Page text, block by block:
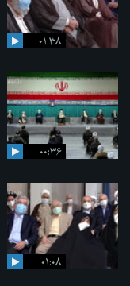
۰۱:۳۸
۰۰:۳۶
۰۱:۰۸